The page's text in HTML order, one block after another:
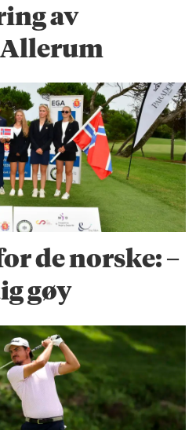
av
Allerum
de norske: –
gøy